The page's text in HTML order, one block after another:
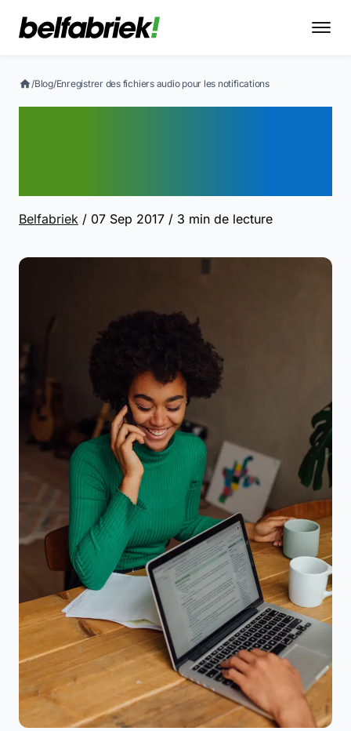
/Blog/Enregistrer des fichiers audio pour les notifications
Belfabriek / 07 Sep 2017 / 3 min de lecture